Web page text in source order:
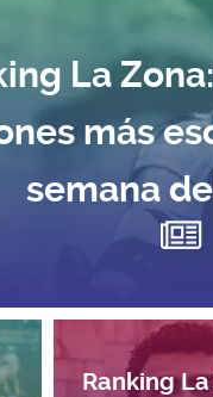
La
más
semana
Ranking